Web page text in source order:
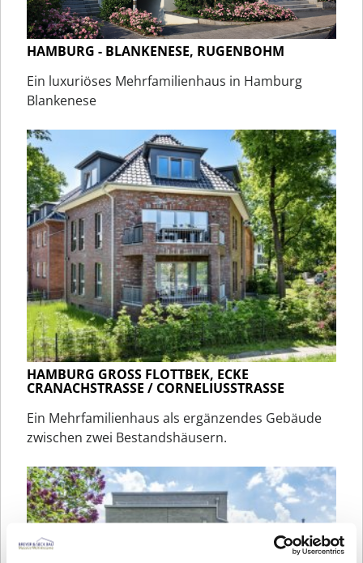
HAMBURG - BLANKENESE, RUGENBOHM
Ein luxuriöses Mehrfamilienhaus in Hamburg
Blankenese
HAMBURG GROSS FLOTTBEK, ECKE C
RANACHSTRASSE / CORNELIUSSTRASSE
Ein Mehrfamilienhaus als ergänzendes Gebäude
zwischen zwei Bestandshäusern.